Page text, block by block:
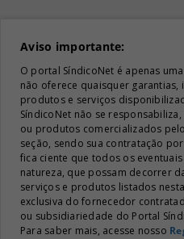
Aviso importante:
O portal SíndicoNet é apenas
não oferece quaisquer
produtos e serviços
SíndicoNet não se
ou produtos comercializados
seção, sendo sua contratação
fica ciente que todos os
natureza, que possam decorrer
serviços e produtos listados
exclusiva do fornecedor
ou subsidiariedade do Portal
Para saber mais, acesse nosso